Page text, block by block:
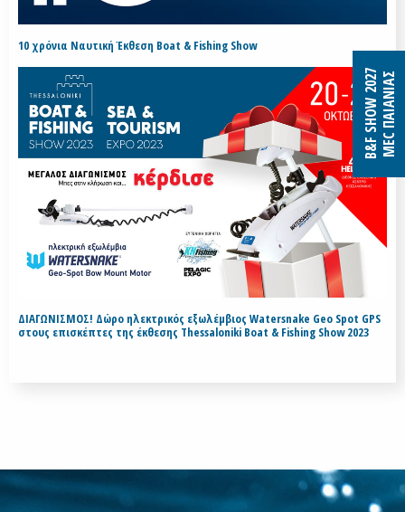
10 χρόνια Ναυτική Έκθεση Boat & Fishing Show
ΔΙΑΓΩΝΙΣΜΟΣ! Δώρο ηλεκτρικός εξωλέμβιος Watersnake Geo Spot GPS
στους επισκέπτες της έκθεσης Thessaloniki Boat & Fishing Show 2023
B&F SHOW 2027MEC ΠΑΙΑΝΙΑΣ